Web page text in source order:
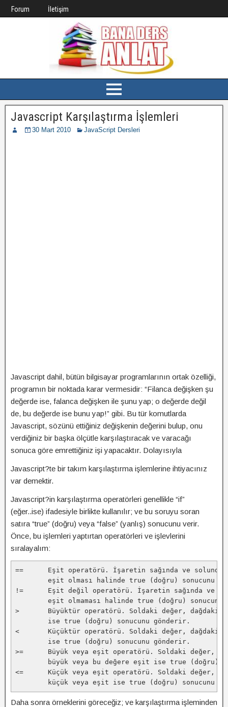
Forum İletişim
Javascript Karşılaştırma İşlemleri
30 Mart 2010 JavaScript Dersleri
Javascript dahil, bütün bilgisayar programlarının ortak özelliği,
programın bir noktada karar vermesidir: “Filanca değişken şu
değerde ise, falanca değişken ile şunu yap; o değerde değil
de, bu değerde ise bunu yap!” gibi. Bu tür komutlarda
Javascript, sözünü ettiğiniz değişkenin değerini bulup, onu
verdiğiniz bir başka ölçütle karşılaştıracak ve varacağı
sonuca göre emrettiğiniz işi yapacaktır. Dolayısıyla
Javascript?te bir takım karşılaştırma işlemlerine ihtiyacınız
var demektir.
Javascript?in karşılaştırma operatörleri genellikle “if”
(eğer..ise) ifadesiyle birlikte kullanılır; ve bu soruyu soran
satıra “true” (doğru) veya “false” (yanlış) sonucunu verir.
Önce, bu işlemleri yaptırtan operatörleri ve işlevlerini
sıralayalım:
==	Eşit operatörü. İşaretin sağında ve
eşit olması halinde true (doğru) sonucunu
!=	Eşit değil operatörü. İşaretin sağında ve
eşit olmaması halinde true (doğru) sonucunu
>	Büyüktür operatörü. Soldaki değer, dağdaki
        ise true (doğru) sonucunu gönderir.
<	Küçüktür operatörü. Soldaki değer, dağdaki
        ise true (doğru) sonucunu gönderir.
>=	Büyük veya eşit operatörü. Soldaki değer,
büyük veya bu değere eşit ise true (doğru)
<=	Küçük veya eşit operatörü. Soldaki değer,
küçük veya eşit ise true (doğru) sonucunu
Daha sonra örneklerini göreceğiz; ve karşılaştırma işleminden